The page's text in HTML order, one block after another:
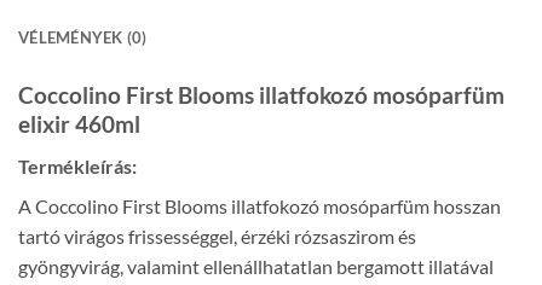
VÉLEMÉNYEK (0)
Coccolino First Blooms illatfokozó mosóparfüm
elixir 460ml
Termékleírás:
A Coccolino First Blooms illatfokozó mosóparfüm hosszan
tartó virágos frissességgel, érzéki rózsaszirom és
gyöngyvirág, valamint ellenállhatatlan bergamott illatával